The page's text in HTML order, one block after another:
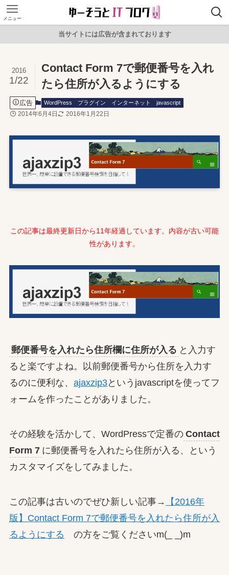
メニュー
当サイトには広告が含まれております
Contact Form 7で郵便番号を入れ
たら住所が入るようにする
2016
1/22
広告 WordPress プラグイン インターネット javascript
2014年6月4日 2016年1月22日
この記事は最終更新日から11年経過しています。内容が古い可能
性があります。
郵便番号を入れたら住所欄に住所が入る と入力す
ると楽ですよね。以前郵便番号から住所を入力す
るのに便利な、 ajaxzip3というjavascriptを使ってフ
ォームを作ったことがありました。
その経験を活かして、WordPressで定番の Contact
Form 7 に郵便番号を入れたら住所が入る、という
カスタマイズをしてみました。
この記事は古いのでぜひ新しい記事→
【2016年
版】Contact Form 7で郵便番号を入れたら住所が入
るようにする の方をご覧くださいm(_ _)m